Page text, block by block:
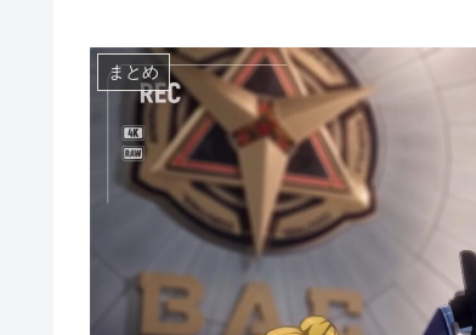
まとめ